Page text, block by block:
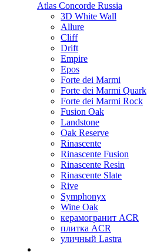
Atlas Concorde Russia
3D White Wall
Allure
Cliff
Drift
Empire
Epos
Forte dei Marmi
Forte dei Marmi Quark
Forte dei Marmi Rock
Fusion Oak
Landstone
Oak Reserve
Rinascente
Rinascente Fusion
Rinascente Resin
Rinascente Slate
Rive
Symphonyx
Wine Oak
керамогранит ACR
плитка ACR
уличный Lastra